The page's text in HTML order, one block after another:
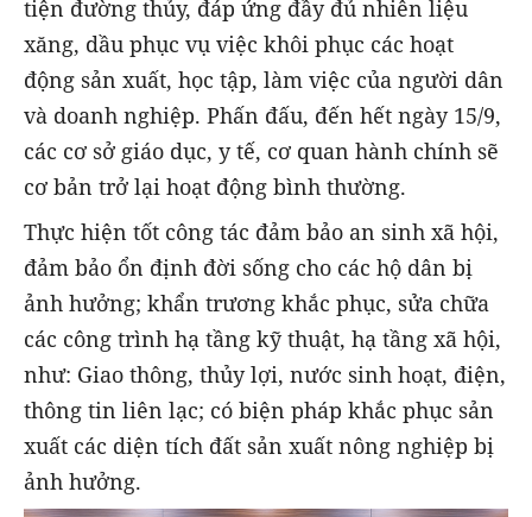
tiện đường thủy, đáp ứng đầy đủ nhiên liệu
xăng, dầu phục vụ việc khôi phục các hoạt
động sản xuất, học tập, làm việc của người dân
và doanh nghiệp. Phấn đấu, đến hết ngày 15/9,
các cơ sở giáo dục, y tế, cơ quan hành chính sẽ
cơ bản trở lại hoạt động bình thường.
Thực hiện tốt công tác đảm bảo an sinh xã hội,
đảm bảo ổn định đời sống cho các hộ dân bị
ảnh hưởng; khẩn trương khắc phục, sửa chữa
các công trình hạ tầng kỹ thuật, hạ tầng xã hội,
như: Giao thông, thủy lợi, nước sinh hoạt, điện,
thông tin liên lạc; có biện pháp khắc phục sản
xuất các diện tích đất sản xuất nông nghiệp bị
ảnh hưởng.